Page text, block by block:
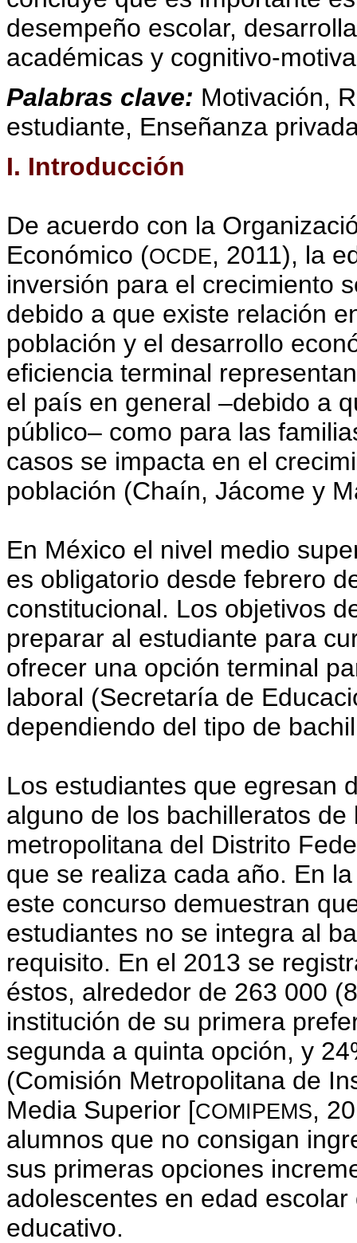
desempeño escolar,
académicas y cognitivo-
Palabras clave: Motivación,
estudiante, Enseñanza
I. Introducción
De acuerdo con la
Económico (OCDE, 2011), la
inversión para el crecimiento
debido a que existe relación
población y el desarrollo
eficiencia terminal
el país en general –debido a
público– como para las
casos se impacta en el
población (Chaín, Jácome y
En México el nivel medio
es obligatorio desde febrero
constitucional. Los objetivos
preparar al estudiante para
ofrecer una opción terminal
laboral (Secretaría de
dependiendo del tipo de
Los estudiantes que egresan
alguno de los bachilleratos
metropolitana del Distrito
que se realiza cada año. En
este concurso demuestran
estudiantes no se integra al
requisito. En el 2013 se
éstos, alrededor de 263 000
institución de su primera
segunda a quinta opción, y
(Comisión Metropolitana de
Media Superior [COMIPEMS,
alumnos que no consigan
sus primeras opciones
adolescentes en edad
educativo.